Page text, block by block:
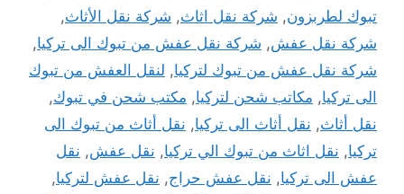
تبوك لطربزون, شركة نقل اثاث, شركة نقل الأثاث,
شركة نقل عفش, شركة نقل عفش من تبوك الى تركيا,
شركة نقل عفش من تبوك لتركيا, لنقل العفش من تبوك
الى تركيا, مكاتب شحن لتركيا, مكتب شحن في تبوك,
نقل أثاث, نقل أثاث الى تركيا, نقل أثاث من تبوك الى
تركيا, نقل اثاث من تبوك الي تركيا, نقل عفش, نقل
عفش الى تركيا, نقل عفش حراج, نقل عفش لتركيا,